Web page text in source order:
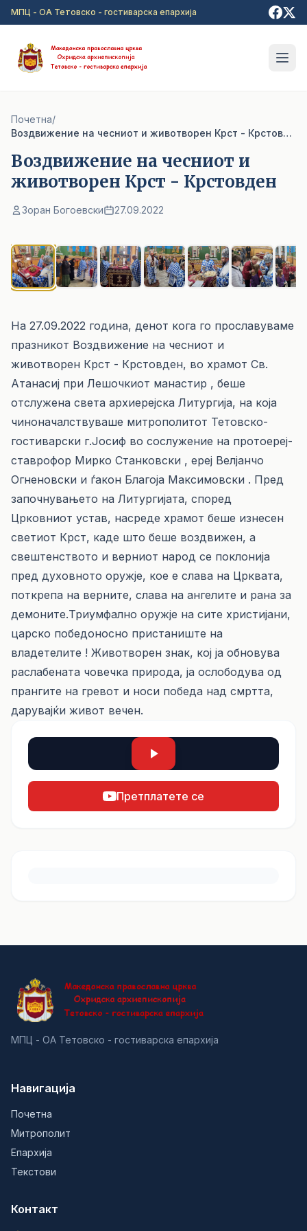
Прејди на главна содржина
МПЦ - ОА Тетовско - гостиварска епархија
Почетна/
Воздвижение на чесниот и животворен Крст - Крстовден
Воздвижение на чесниот и
животворен Крст - Крстовден
Зоран Богоевски 27.09.2022
На 27.09.2022 година, денот кога го прославуваме
празникот Воздвижение на чесниот и
животворен Крст - Крстовден, во храмот Св.
Атанасиј при Лешочкиот манастир , беше
отслужена света архиерејска Литургија, на која
чиноначалствуваше митрополитот Тетовско-
гостиварски г.Јосиф во сослужение на протоереј-
ставрофор Мирко Станковски , ереј Велјанчо
Огненовски и ѓакон Благоја Максимовски . Пред
започнувањето на Литургијата, според
Црковниот устав, насреде храмот беше изнесен
светиот Крст, каде што беше воздвижен, а
свештенството и верниот народ се поклонија
пред духовното оружје, кое е слава на Црквата,
поткрепа на верните, слава на ангелите и рана за
демоните.Триумфално оружје на сите христијани,
царско победоносно пристаниште на
владетелите ! Животворен знак, кој ја обновува
раслабената човечка природа, ја ослободува од
прангите на гревот и носи победа над смртта,
дарувајќи живот вечен.
Претплатете се
МПЦ - ОА Тетовско - гостиварска епархија
Навигација
Почетна
Митрополит
Епархија
Текстови
Контакт